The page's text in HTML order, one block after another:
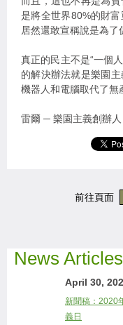
是將全世界80%的財
居然還敢宣稱說是為了
真正的民主不是“一個
的解決辦法就是樂園
機器人和電腦取代了無
雷爾 ─ 樂園主義創辦人
前往頁面
News Articles
April 30,
新聞稿：2020
義日